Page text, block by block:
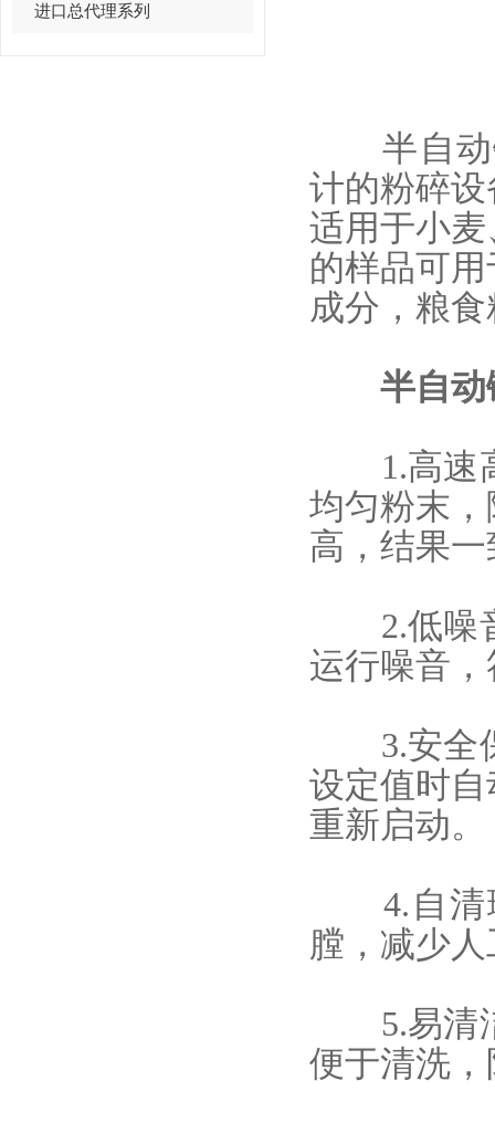
进口总代理系列
半自动锤
计的粉碎
适用于小
的样品可
成分，粮
半自动
1.高速高
均匀粉末
高，结果
2.低噪音
运行噪音
3.安全保
设定值时
重新启动。
4.自清理
膛，减少
5.易清洁
便于清洗